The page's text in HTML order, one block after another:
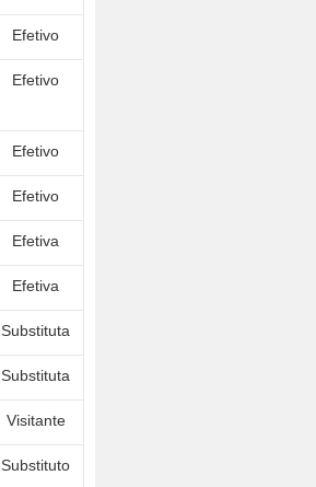
Efetivo
Efetivo
Efetivo
Efetivo
Efetiva
Efetiva
Substituta
Substituta
Visitante
Substituto